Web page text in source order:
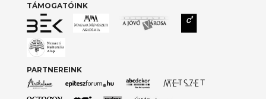
TÁMOGATÓINK
PARTNEREINK